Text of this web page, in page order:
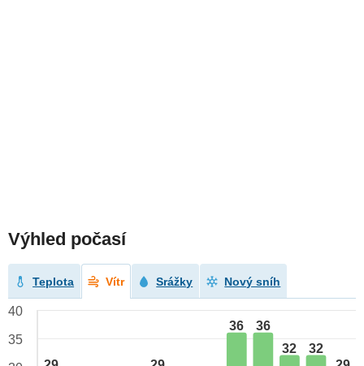
Výhled počasí
Teplota Vítr Srážky Nový sníh
36
36
32
32
40
35